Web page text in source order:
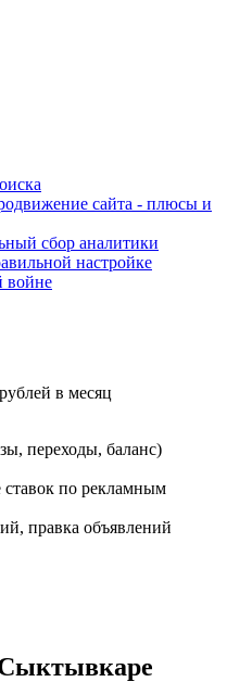
сайта - плюсы и
сбор аналитики
настройке
войне
в месяц
переходы, баланс)
ставок по рекламным
правка объявлений